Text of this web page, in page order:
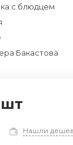
с блюдцем
Бакастова
шт
Нашли